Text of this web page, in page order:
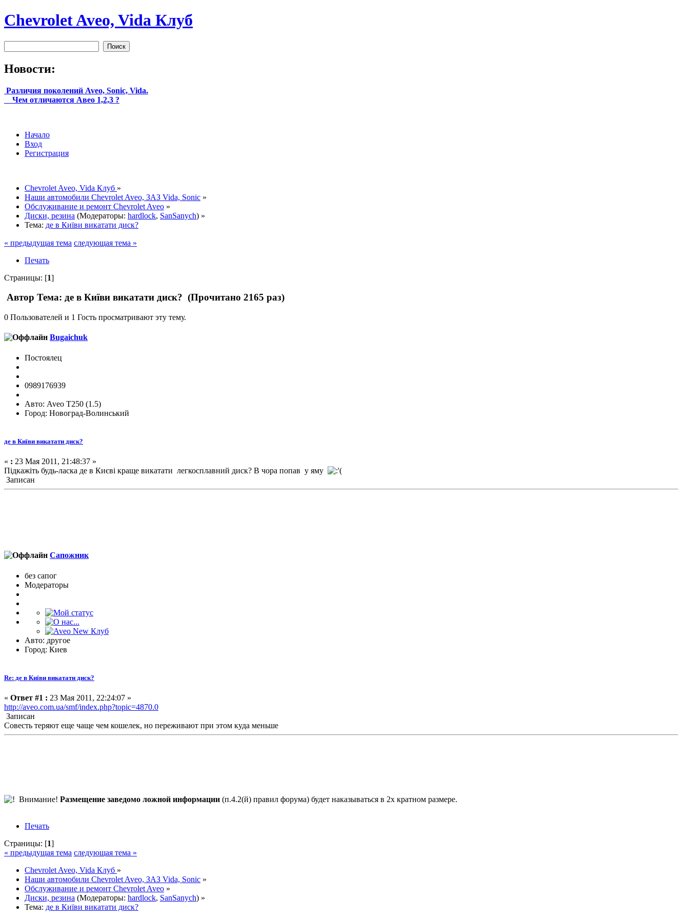
Chevrolet Aveo, Vida Клуб
Новости:
Различия поколений Aveo, Sonic, Vida.
Чем отличаются Авео 1,2,3 ?
Начало
Вход
Регистрация
Chevrolet Aveo, Vida Клуб »
Наши автомобили Chevrolet Aveo, ЗАЗ Vida, Sonic »
Обслуживание и ремонт Chevrolet Aveo »
Диски, резина (Модераторы: hardlock, SanSanych) »
Тема: де в Київи викатати диск?
« предыдущая тема следующая тема »
Печать
Страницы: [1]
Автор Тема: де в Київи викатати диск? (Прочитано 2165 раз)
0 Пользователей и 1 Гость просматривают эту тему.
Bugaichuk
Постоялец
0989176939
Авто: Aveo T250 (1.5)
Город: Новоград-Волинський
де в Київи викатати диск?
« : 23 Мая 2011, 21:48:37 »
Підкажіть будь-ласка де в Києві краще викатати легкосплавний диск? В чора попав у яму
Записан
Сапожник
без сапог
Модераторы
Авто: другое
Город: Киев
Re: де в Київи викатати диск?
« Ответ #1 : 23 Мая 2011, 22:24:07 »
http://aveo.com.ua/smf/index.php?topic=4870.0
Записан
Совесть теряют еще чаще чем кошелек, но переживают при этом куда меньше
Внимание! Размещение заведомо ложной информации (п.4.2(й) правил форума) будет наказываться в 2х кратном размере.
Печать
Страницы: [1]
« предыдущая тема следующая тема »
Chevrolet Aveo, Vida Клуб »
Наши автомобили Chevrolet Aveo, ЗАЗ Vida, Sonic »
Обслуживание и ремонт Chevrolet Aveo »
Диски, резина (Модераторы: hardlock, SanSanych) »
Тема: де в Київи викатати диск?